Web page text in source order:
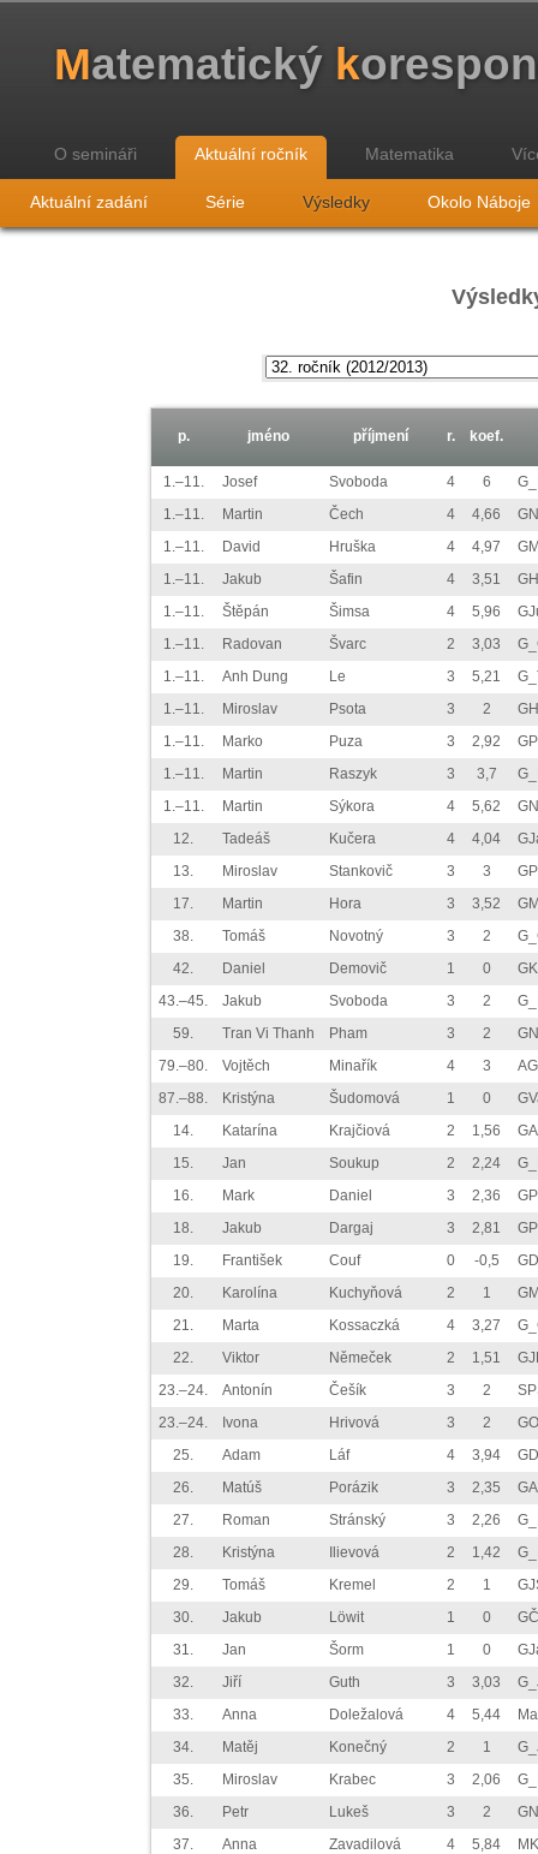
Matematický k
O semináři Aktuální ročník Matematika
Aktuální zadání Série Výsledky Okolo Náboje
p. jméno příjmení r. koef.
1.–11. Josef Svoboda 4 6
1.–11.
Martin Čech 4 4,66
1.–11.
David Hruška 4 4,97
1.–11.
Jakub Šafin 4 3,51
1.–11.
Štěpán Šimsa 4 5,96
1.–11.
Radovan Švarc 2 3,03
1.–11.
Anh Dung Le 3 5,21
1.–11.
Miroslav Psota 3 2
1.–11.
Marko Puza 3 2,92
1.–11.
Martin Raszyk 3 3,7
1.–11.
Martin Sýkora 4 5,62
12.
Tadeáš Kučera 4 4,04
13.
Miroslav Stankovič 3 3
17.
Martin Hora 3 3,52
38.
Tomáš Novotný 3 2
42.
Daniel Demovič 1 0
43.–45.
Jakub Svoboda 3 2
59.
Tran Vi Thanh Pham 3 2
79.–80.
Vojtěch Minařík 4 3
87.–88.
Kristýna Šudomová 1 0
14.
Katarína Krajčiová 2 1,56
15.
Jan Soukup 2 2,24
16.
Mark Daniel 3 2,36
18.
Jakub Dargaj 3 2,81
19.
František Couf 0 -0,5
20.
Karolína Kuchyňová 2 1
21.
Marta Kossaczká 4 3,27
22.
Viktor Němeček 2 1,51
23.–24.
Antonín Češík 3 2
23.–24.
Ivona Hrivová 3 2
25.
Adam Láf 4 3,94
26.
Matúš Porázik 3 2,35
27.
Roman Stránský 3 2,26
28.
Kristýna Ilievová 2 1,42
29.
Tomáš Kremel 2 1
30.
Jakub Löwit 1 0
31.
Jan Šorm 1 0
32.
Jiří Guth 3 3,03
33.
Anna Doležalová 4 5,44
34.
Matěj Konečný 2 1
35.
Miroslav Krabec 3 2,06
36.
Petr Lukeš 3 2
37.
Anna Zavadilová 4 5,84